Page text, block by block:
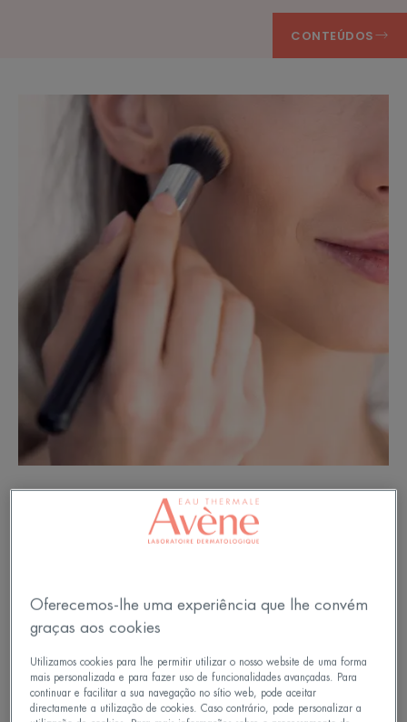
CONTEÚDOS
Depois de hidratar o seu rosto com um produto
adequado, aplicou a sua base líquida ou
compacta. Pode também ter corrigido uma ou
duas imperfeições, utilizando um pincel corretor
Oferecemos-lhe uma experiência que lhe convém
graças aos cookies
Utilizamos cookies para lhe permitir utilizar o nosso website de uma forma
mais personalizada e para fazer uso de funcionalidades avançadas. Para
continuar e facilitar a sua navegação no sítio web, pode aceitar
directamente a utilização de cookies. Caso contrário, pode personalizar a